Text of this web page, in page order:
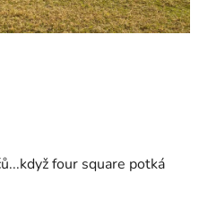
four square potká